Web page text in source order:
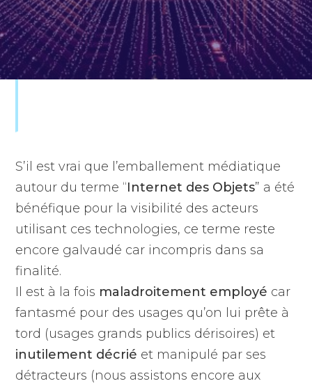
S’il est vrai que l’emballement médiatique
autour du terme “Internet des Objets” a été
bénéfique pour la visibilité des acteurs
utilisant ces technologies, ce terme reste
encore galvaudé car incompris dans sa
finalité.
Il est à la fois maladroitement employé car
fantasmé pour des usages qu’on lui prête à
tord (usages grands publics dérisoires) et
inutilement décrié et manipulé par ses
détracteurs (nous assistons encore aux